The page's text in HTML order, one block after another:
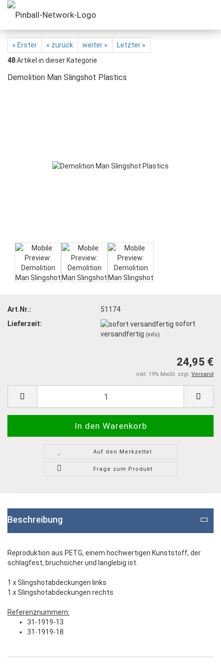
« Erster « zurück weiter »
Letzter »
48Artikel in dieser Kategorie
Demolition Man Slingshot Plastics
Art.Nr.:
51174
Lieferzeit:
sofort
versandfertig (Info)
24,95 €
inkl. 19% MwSt. zzgl. Versand
Auf den Merkzettel
Frage zum Produkt
Beschreibung
Reproduktion aus PETG, einem hochwertigen Kunststoff, der
schlagfest, bruchsicher und langlebig ist.
1 x Slingshotabdeckungen links
1 x Slingshotabdeckungen rechts
Referenznummern:
31-1919-13
31-1919-18